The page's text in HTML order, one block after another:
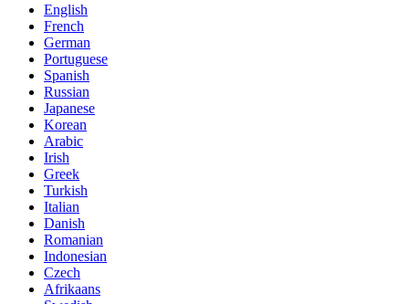
English
French
German
Portuguese
Spanish
Russian
Japanese
Korean
Arabic
Irish
Greek
Turkish
Italian
Danish
Romanian
Indonesian
Czech
Afrikaans